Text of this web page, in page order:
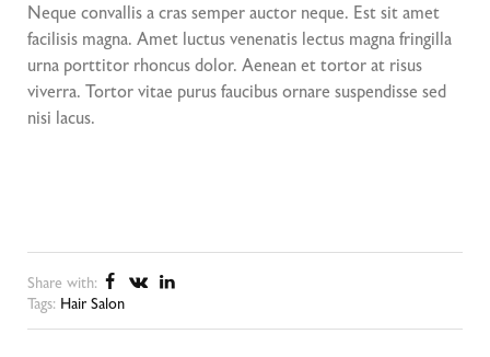
Neque convallis a cras semper auctor neque. Est sit amet
facilisis magna. Amet luctus venenatis lectus magna fringilla
urna porttitor rhoncus dolor. Aenean et tortor at risus
viverra. Tortor vitae purus faucibus ornare suspendisse sed
nisi lacus.
Share with:
Tags: Hair Salon